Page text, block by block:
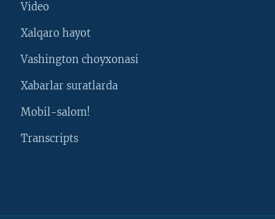
Video
Xalqaro hayot
Vashington choyxonasi
Xabarlar suratlarda
Mobil-salom!
Transcripts